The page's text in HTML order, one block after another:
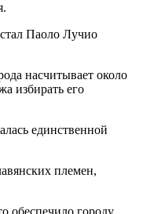
Паоло Лучио
насчитывает около
избирать его
единственной
племен,